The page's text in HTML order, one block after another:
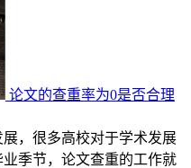
论文的查重率为0是否合理
，很多高校对于学术发展
季节，论文查重的工作就